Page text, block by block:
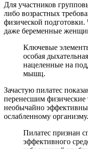
Для участников
либо возрастных
физической подготовки.
даже беременные
Ключевые
особая
нацеленные на
мышц.
Зачастую пилатес
перенесшим физические
необычайно
ослабленному организму.
Пилатес признан
эффективного